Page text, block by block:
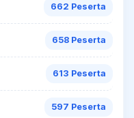
662 Peserta
658 Peserta
613 Peserta
597 Peserta